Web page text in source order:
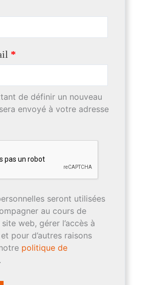
*
de définir un nouveau
envoyé à votre adresse
seront utilisées
au cours de
web, gérer l’accès à
pour d’autres raisons
politique de
.